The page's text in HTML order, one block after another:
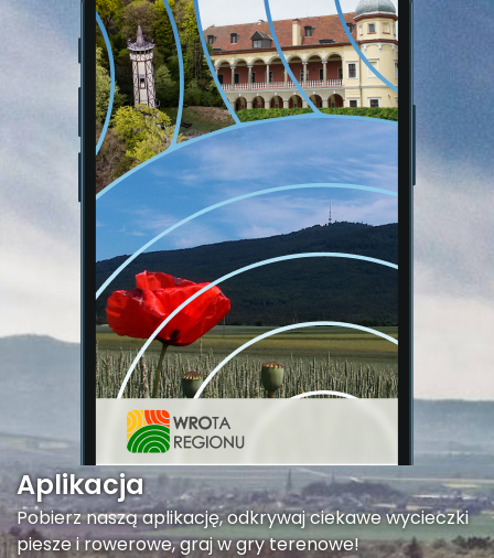
Aplikacja
Pobierz naszą aplikację, odkrywaj ciekawe wycieczki
piesze i rowerowe, graj w gry terenowe!